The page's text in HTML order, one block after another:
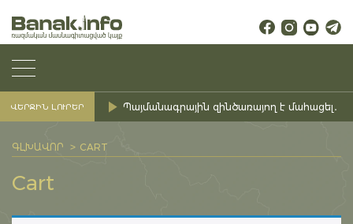
ՎԵՐՋԻՆ ԼՈՒՐԵՐ Պայմանագրային զինծառայող է մահացել․
ԳԼԽԱՎՈՐ CART
Cart